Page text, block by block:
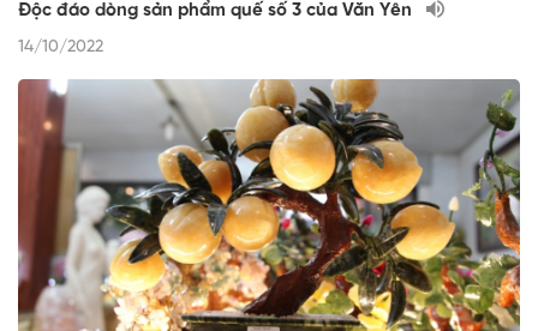
Độc đáo dòng sản phẩm quế số 3 của Văn Yên
14/10/2022